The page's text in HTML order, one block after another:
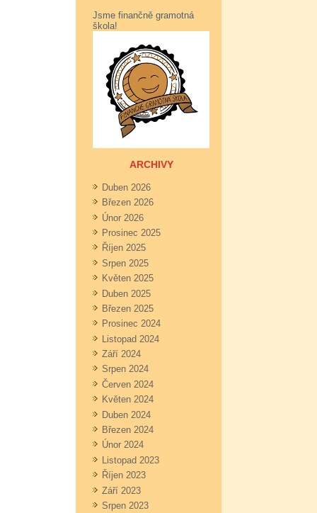
Jsme finančně gramotná
škola!
ARCHIVY
Duben 2026
Březen 2026
Únor 2026
Prosinec 2025
Říjen 2025
Srpen 2025
Květen 2025
Duben 2025
Březen 2025
Prosinec 2024
Listopad 2024
Září 2024
Srpen 2024
Červen 2024
Květen 2024
Duben 2024
Březen 2024
Únor 2024
Listopad 2023
Říjen 2023
Září 2023
Srpen 2023